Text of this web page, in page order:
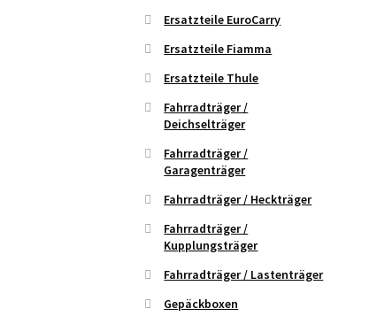
Ersatzteile EuroCarry
Ersatzteile Fiamma
Ersatzteile Thule
Fahrradträger /
Deichselträger
Fahrradträger /
Garagenträger
Fahrradträger / Heckträger
Fahrradträger /
Kupplungsträger
Fahrradträger / Lastenträger
Gepäckboxen